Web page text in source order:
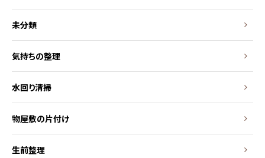
未分類
気持ちの整理
水回り清掃
物屋敷の片付け
生前整理